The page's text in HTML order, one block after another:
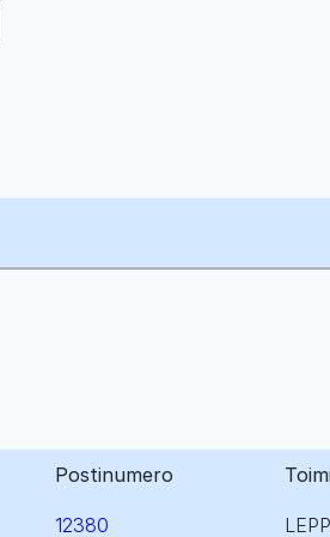
Postinumero
12380